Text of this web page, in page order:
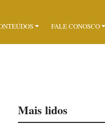
FALE CONOSCO
Mais lidos